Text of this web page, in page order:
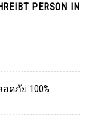
PERSON IN
ดภัย 100%